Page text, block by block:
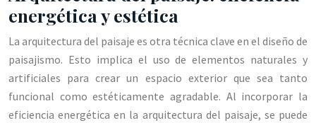
energética y estética
La arquitectura del paisaje es otra técnica clave en el diseño de
paisajismo. Esto implica el uso de elementos naturales y
artificiales para crear un espacio exterior que sea tanto
funcional como estéticamente agradable. Al incorporar la
eficiencia energética en la arquitectura del paisaje, se puede